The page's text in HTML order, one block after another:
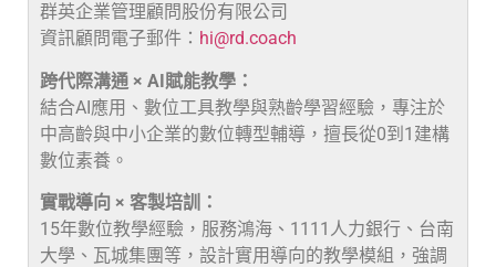
群英企業管理顧問股份有限公司
資訊顧問電子郵件： hi@rd.coach
跨代際溝通 × AI賦能教學：
結合AI應用、數位工具教學與熟齡學習經驗，專注於
中高齡與中小企業的數位轉型輔導，擅長從0到1建構
數位素養。
實戰導向 × 客製培訓：
15年數位教學經驗，服務鴻海、1111人力銀行、台南
大學、瓦城集團等，設計實用導向的教學模組，強調